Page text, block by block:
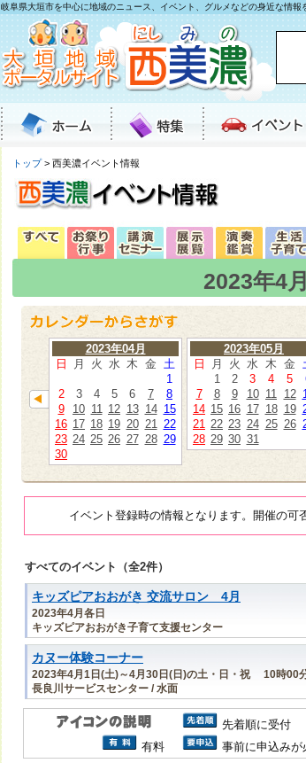
岐阜県大垣市を中心に地域のニュース、イベント、グルメなどの身近な情報
トップ> 西美濃イベント情報
2023年4
2023年04月
日
月 火 水 木 金 土
1
2
3 4 5 6 7
8
9
10 11 12 13 14 15
16 17 18 19 20 21 22
23 24 25 26 27 28 29
30
2023年05月
日
月 火 水 木 金
1
2 3 4 5
7
8 9 10 11 12
14 15 16 17 18 19
21 22 23 24 25 26
28 29 30 31
イベント登録時の情報となります。開催の可
すべてのイベント（全2件）
キッズピアおおがき 交流サロン 4月
2023年4月各日
キッズピアおおがき子育て支援センター
カヌー体験コーナー
2023年4月1日(土)～4月30日(日)の土・日・祝 10時00
長良川サービスセンター / 水面
先着順に受付
有料
事前に申込みが